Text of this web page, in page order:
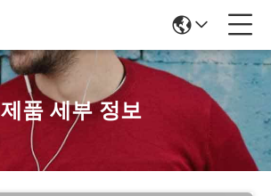
제품 세부 정보